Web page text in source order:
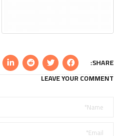
SHARE:
LEAVE YOUR COMMENT